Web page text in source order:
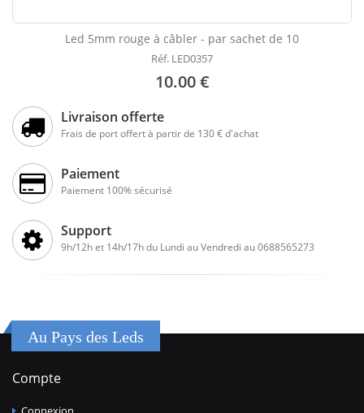
Led 5mm rouge à câbler - par sachet de 10
Réf. LED0357
10.00 €
Livraison offerte
Frais de port offert à partir de 130 € d'achat
Paiement
Paiement 100% sécurisé
Support
9h/12h et 14h/17h du Lundi au Vendredi au 0688565273
Au Pays des Leds
Compte